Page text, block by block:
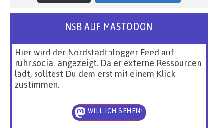
NSB AUF MASTODON
Hier wird der Nordstadtblogger Feed auf
ruhr.social angezeigt. Da er externe Ressourcen
lädt, solltest Du dem erst mit einem Klick
zustimmen.
WILL ICH SEHEN!